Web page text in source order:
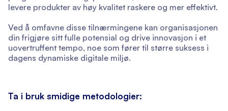
levere produkter av høy kvalitet raskere og mer effektivt.
Ved å omfavne disse tilnærmingene kan organisasjonen
din frigjøre sitt fulle potensial og drive innovasjon i et
uovertruffent tempo, noe som fører til større suksess i
dagens dynamiske digitale miljø.
Ta i bruk smidige metodologier: